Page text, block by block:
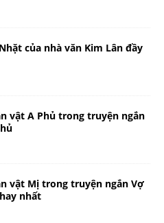
của nhà văn Kim Lân đầy
vật A Phủ trong truyện ngắn
vật Mị trong truyện ngắn Vợ
nhất